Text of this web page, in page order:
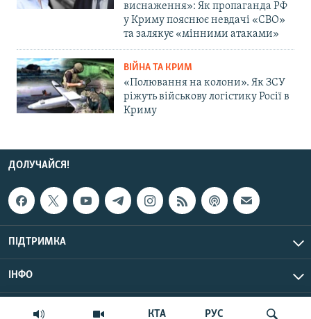
КТА РУС
виснаження»: Як пропаганда РФ
у Криму пояснює невдачі «СВО»
та залякує «мінними атаками»
ВІЙНА ТА КРИМ
«Полювання на колони». Як ЗСУ
ріжуть військову логістику Росії в
Криму
ДОЛУЧАЙСЯ!
ПІДТРИМКА
ІНФО
© Крим.Реалії, 2026 | Усі права застережено.